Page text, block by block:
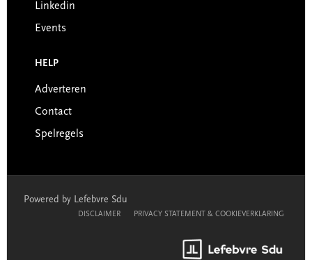
Linkedin
Events
HELP
Adverteren
Contact
Spelregels
Powered by Lefebvre Sdu
DISCLAIMER PRIVACY STATEMENT & COOKIEVERKLARING